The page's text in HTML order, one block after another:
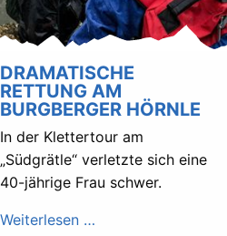
DRAMATISCHE
RETTUNG AM
BURGBERGER HÖRNLE
In der Klettertour am
„Südgrätle“ verletzte sich eine
40-jährige Frau schwer.
Weiterlesen …